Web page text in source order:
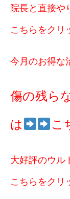
院長と直接や
こちらをクリ
今月のお得な
傷の残ら
は こ
大好評のウル
こちらをクリ